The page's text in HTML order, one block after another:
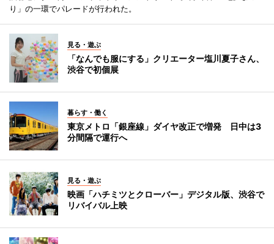
り」の一環でパレードが行われた。
見る・遊ぶ
「なんでも服にする」クリエーター塩川夏子さん、
渋谷で初個展
暮らす・働く
東京メトロ「銀座線」ダイヤ改正で増発 日中は3
分間隔で運行へ
見る・遊ぶ
映画「ハチミツとクローバー」デジタル版、渋谷で
リバイバル上映